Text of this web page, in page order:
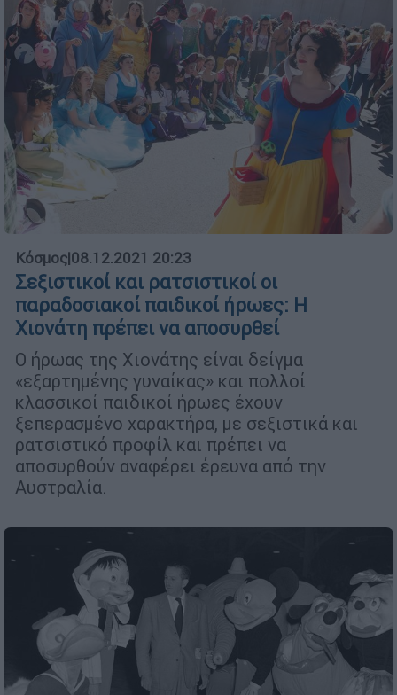
Κόσμος|08.12.2021 20:23
Σεξιστικοί και ρατσιστικοί οι
παραδοσιακοί παιδικοί ήρωες: Η
Χιονάτη πρέπει να αποσυρθεί
Ο ήρωας της Χιονάτης είναι δείγμα
«εξαρτημένης γυναίκας» και πολλοί
κλασσικοί παιδικοί ήρωες έχουν
ξεπερασμένο χαρακτήρα, με σεξιστικά και
ρατσιστικό προφίλ και πρέπει να
αποσυρθούν αναφέρει έρευνα από την
Αυστραλία.